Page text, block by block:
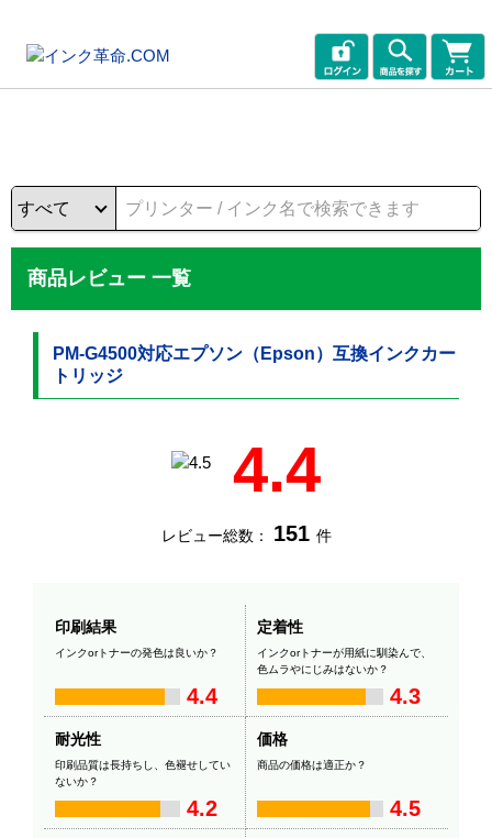
商品レビュー 一覧
PM-G4500対応エプソン（Epson）互換インクカー
トリッジ
4.4
レビュー総数： 151 件
印刷結果
インクorトナーの発色は良いか？
4.4
定着性
インクorトナーが用紙に馴染んで、
色ムラやにじみはないか？
4.3
耐光性
印刷品質は長持ちし、色褪せしてい
ないか？
4.2
価格
商品の価格は適正か？
4.5